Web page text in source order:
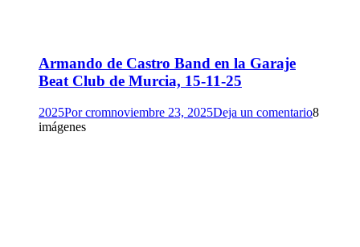
Armando de Castro Band en la Garaje
Beat Club de Murcia, 15-11-25
2025Porcromnoviembre 23, 2025Deja un comentario8
imágenes